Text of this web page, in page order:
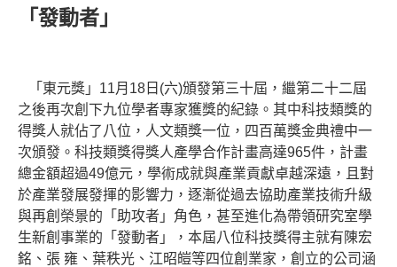
「發動者」
「東元獎」11月18日(六)頒發第三十屆，繼第二十二屆
之後再次創下九位學者專家獲獎的紀錄。其中科技類獎的
得獎人就佔了八位，人文類獎一位，四百萬獎金典禮中一
次頒發。科技類獎得獎人產學合作計畫高達965件，計畫
總金額超過49億元，學術成就與產業貢獻卓越深遠，且對
於產業發展發揮的影響力，逐漸從過去協助產業技術升級
與再創榮景的「助攻者」角色，甚至進化為帶領研究室學
生新創事業的「發動者」，本屆八位科技獎得主就有 陳宏
銘、張 雍、葉秩光、江昭皚等四位創業家，創立的公司涵